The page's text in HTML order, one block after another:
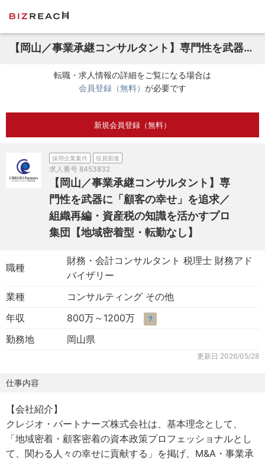
【岡山／事業承継コンサルタント】専門性を武器に「顧客の幸せ」を追求／組織再編・資産税の知識を活かすプロ集団【地域密着型・転勤なし】
転職・求人情報の詳細をご覧になる場合は
会員登録（無料） が必要です
新規会員登録（無料）
採用企業案件 役員面接
求人番号 8453832
【岡山／事業承継コンサルタント】専
門性を武器に「顧客の幸せ」を追求／
組織再編・資産税の知識を活かすプロ
集団【地域密着型・転勤なし】
職種
財務・会計コンサルタント 税理士 財務アド
バイザリー
業種
コンサルティング その他
年収
800万～1200万 ？
勤務地 岡山県
更新日 2026/05/28
仕事内容
【会社紹介】
クレジオ・パートナーズ株式会社は、基本理念として、
「地域密着・顧客密着の資本政策プロフェッショナルとし
て、関わる人々の幸せに貢献する」を掲げ、M&A・事業承